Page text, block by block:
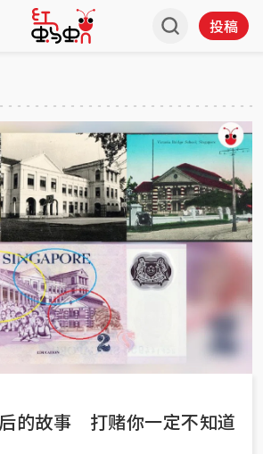
投稿
的故事 打赌你一定不知道